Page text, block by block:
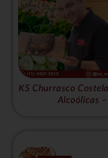
KS Churrasco
Alcoólicas